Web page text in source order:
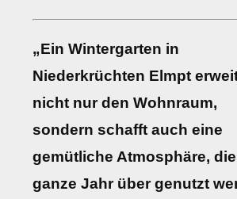
„Ein Wintergarten in
Niederkrüchten Elmpt
nicht nur den Wohnraum,
sondern schafft auch eine
gemütliche Atmosphäre,
ganze Jahr über genutzt